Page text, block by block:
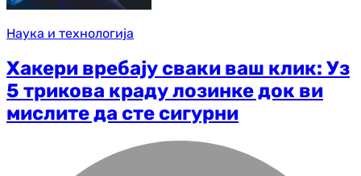
Наука и технологија
Хакери вребају сваки ваш клик: Уз
5 трикова краду лозинке док ви
мислите да сте сигурни